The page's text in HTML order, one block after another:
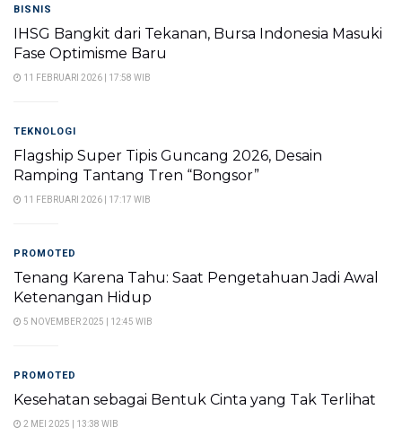
BISNIS
IHSG Bangkit dari Tekanan, Bursa Indonesia Masuki
Fase Optimisme Baru
11 FEBRUARI 2026 | 17:58 WIB
TEKNOLOGI
Flagship Super Tipis Guncang 2026, Desain
Ramping Tantang Tren “Bongsor”
11 FEBRUARI 2026 | 17:17 WIB
PROMOTED
Tenang Karena Tahu: Saat Pengetahuan Jadi Awal
Ketenangan Hidup
5 NOVEMBER 2025 | 12:45 WIB
PROMOTED
Kesehatan sebagai Bentuk Cinta yang Tak Terlihat
2 MEI 2025 | 13:38 WIB